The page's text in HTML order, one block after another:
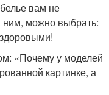
вам не
ним, можно выбрать:
«Почему у моделей
картинке, а